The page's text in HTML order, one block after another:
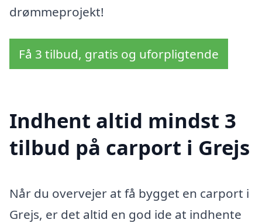
drømmeprojekt!
Få 3 tilbud, gratis og uforpligtende
Indhent altid mindst 3
tilbud på carport i Grejs
Når du overvejer at få bygget en carport i
Grejs, er det altid en god ide at indhente